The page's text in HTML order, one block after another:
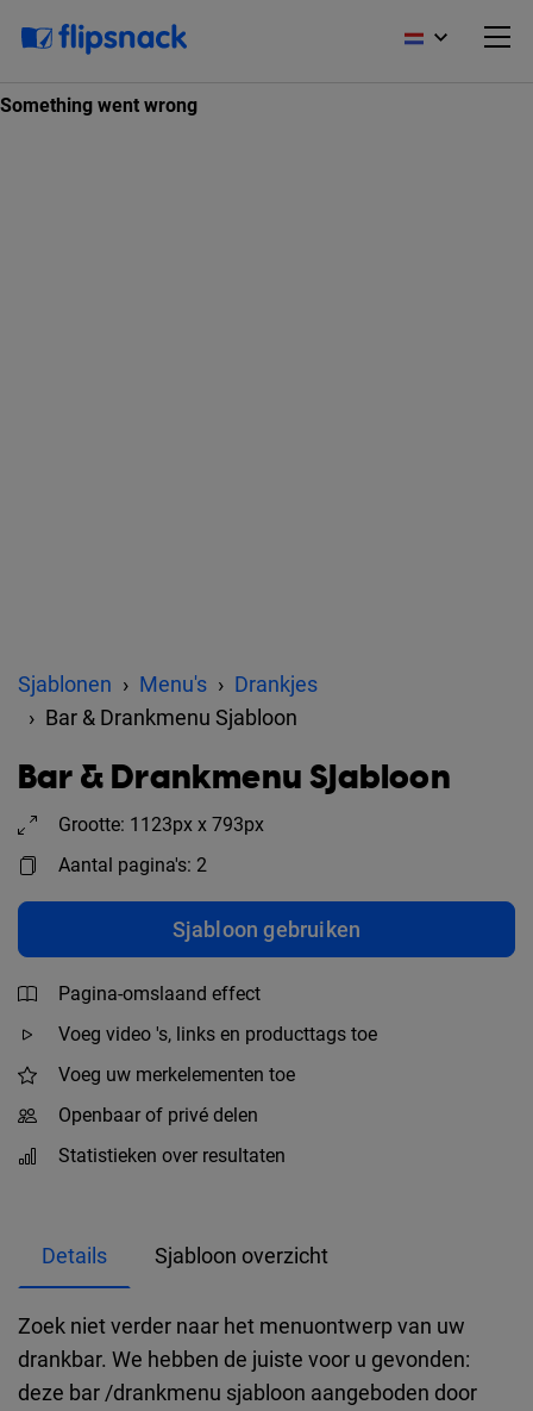
Sjablonen Menu's
Drankjes
Bar & Drankmenu Sjabloon
Bar & Drankmenu Sjabloon
Grootte: 1123px x 793px
Aantal pagina's: 2
Sjabloon gebruiken
Pagina-omslaand effect
Voeg video 's, links en producttags toe
Voeg uw merkelementen toe
Openbaar of privé delen
Statistieken over resultaten
Details Sjabloon overzicht
Zoek niet verder naar het menuontwerp van uw
drankbar. We hebben de juiste voor u gevonden:
deze bar /drankmenu sjabloon aangeboden door